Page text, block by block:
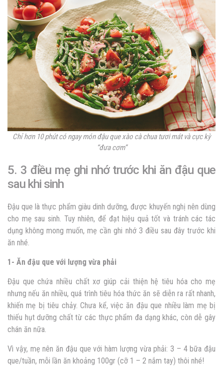
Chỉ hơn 10 phút có ngay món đậu que xào cà chua tươi mát và cực kỳ
“đưa cơm”
5. 3 điều mẹ ghi nhớ trước khi ăn đậu que
sau khi sinh
Đậu que là thực phẩm giàu dinh dưỡng, được khuyến nghị nên dùng
cho mẹ sau sinh. Tuy nhiên, để đạt hiệu quả tốt và tránh các tác
dụng không mong muốn, mẹ cần ghi nhớ 3 điều sau đây trước khi
ăn nhé.
1- Ăn đậu que với lượng vừa phải
Đậu que chứa nhiều chất xơ giúp cải thiện hệ tiêu hóa cho mẹ
nhưng nếu ăn nhiều, quá trình tiêu hóa thức ăn sẽ diễn ra rất nhanh,
khiến mẹ bị tiêu chảy. Chưa kể, việc ăn đậu que nhiều làm mẹ bị
thiếu hụt dưỡng chất từ các thực phẩm đa dạng khác, còn dễ gây
chán ăn nữa.
Vì vậy, mẹ nên ăn đậu que với hàm lượng vừa phải: 3 – 4 bữa đậu
que/tuần, mỗi lần ăn khoảng 100gr (cỡ 1 – 2 nắm tay) thôi nhé!